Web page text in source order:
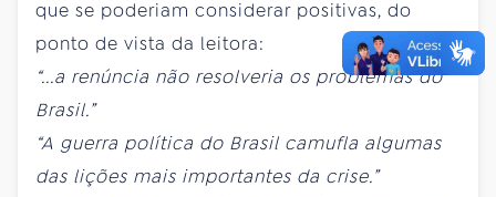
que se poderiam considerar positivas, do
ponto de vista da leitora:
“...a renúncia não resolveria os problemas do
Brasil.”
“A guerra política do Brasil camufla algumas
das lições mais importantes da crise.”